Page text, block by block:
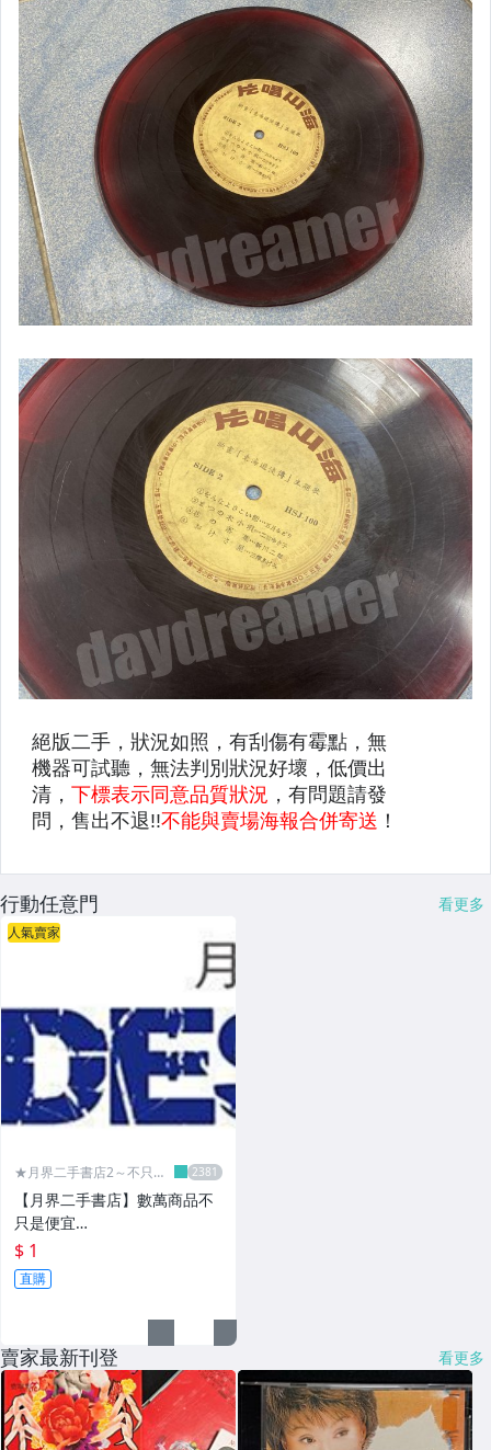
行動任意門 看更多
人氣賣家
★月界二手書店2～不只是
【月界二手書店】數萬商品不
只是便宜…
$ 1
直購
賣家最新刊登 看更多